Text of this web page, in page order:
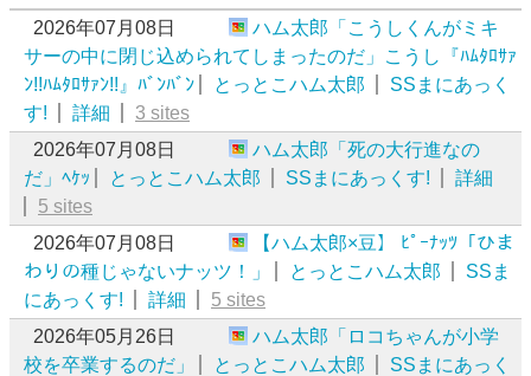
2026年07月08日
ハム太郎「こうしくんがミキ
サーの中に閉じ込められてしまったのだ」こうし『ﾊﾑﾀﾛｻｧ
ﾝ!!ﾊﾑﾀﾛｻｧﾝ!!』ﾊﾞﾝﾊﾞﾝ
とっとこハム太郎
SSまにあっく
す!
詳細
3 sites
2026年07月08日
ハム太郎「死の大行進なの
だ」ﾍｹｯ
とっとこハム太郎 SSまにあっくす!
詳細
5 sites
2026年07月08日
【ハム太郎×豆】 ﾋﾟｰﾅｯﾂ「ひま
わりの種じゃないナッツ！」
とっとこハム太郎
SSま
にあっくす!
詳細
5 sites
2026年05月26日
ハム太郎「ロコちゃんが小学
校を卒業するのだ」
とっとこハム太郎
SSまにあっく